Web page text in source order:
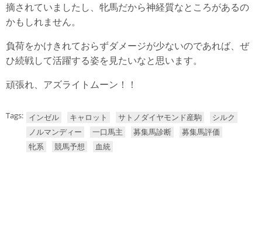
摘されていましたし、牝馬だから神経質なところがあるの
かもしれません。
負荷をかけきれておらずダメージが少ないのであれば、ぜ
ひ続戦して活躍する姿を見たいなと思います。
頑張れ、アズライトムーン！！
Tags: インゼル キャロット サトノダイヤモンド産駒
シルク
ノルマンディー
一口馬主 募集馬診断
募集馬評価
牝系
競馬予想 血統